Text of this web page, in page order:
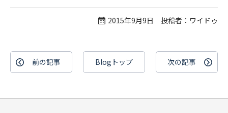
2015年9月9日 投稿者：ワイドゥ
前の記事 Blogトップ 次の記事